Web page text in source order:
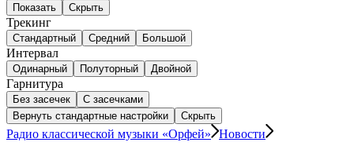
Показать Скрыть
Трекинг
Стандартный Средний Большой
Интервал
Одинарный Полуторный Двойной
Гарнитура
Без засечек
С засечками
Вернуть стандартные настройки
Скрыть
Радио классической музыки «Орфей» Новости